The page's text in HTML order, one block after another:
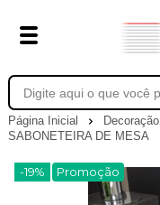
Página Inicial Decoração
SABONETEIRA DE MESA
-19% Promoção